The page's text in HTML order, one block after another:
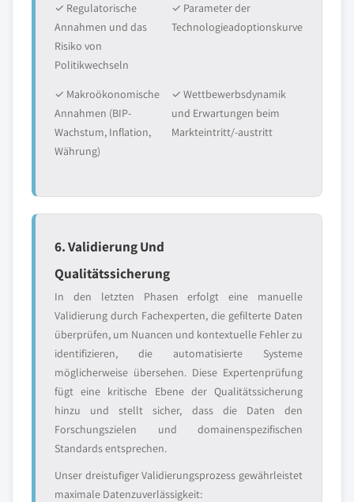
✓ Regulatorische
Annahmen und das
Risiko von
Politikwechseln
✓ Parameter der
Technologieadoptionskurve
✓ Makroökonomische
Annahmen (BIP-
Wachstum, Inflation,
Währung)
✓ Wettbewerbsdynamik
und Erwartungen beim
Markteintritt/-austritt
6. Validierung Und
Qualitätssicherung
In den letzten Phasen erfolgt eine manuelle
Validierung durch Fachexperten, die gefilterte Daten
überprüfen, um Nuancen und kontextuelle Fehler zu
identifizieren, die automatisierte Systeme
möglicherweise übersehen. Diese Expertenprüfung
fügt eine kritische Ebene der Qualitätssicherung
hinzu und stellt sicher, dass die Daten den
Forschungszielen und domainenspezifischen
Standards entsprechen.
Unser dreistufiger Validierungsprozess gewährleistet
maximale Datenzuverlässigkeit: